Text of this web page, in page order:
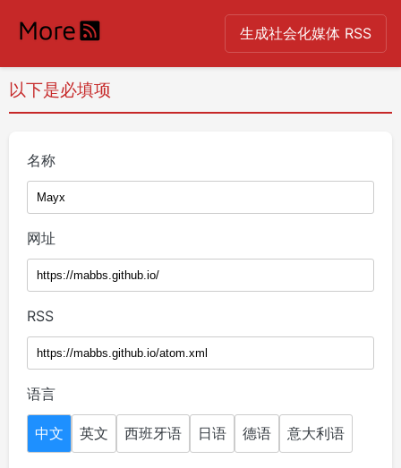
生成社会化媒体 RSS
以下是必填项
名称
网址
RSS
语言
中文 英文 西班牙语 日语 德语 意大利语